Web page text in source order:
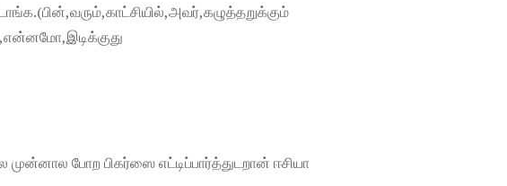
போற பிகர்ஸை எட்டிப்பார்த்துடறான் ஈசியா